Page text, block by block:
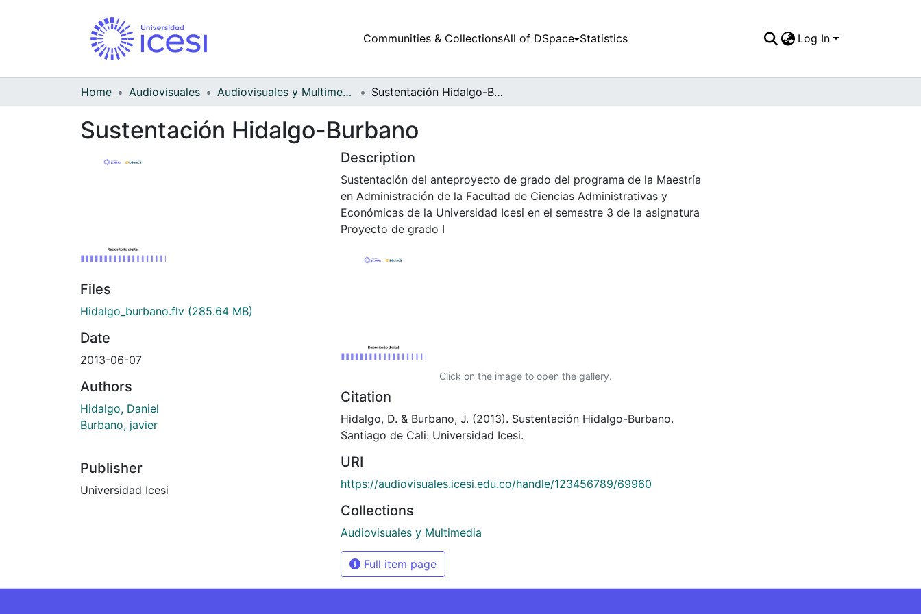
Communities & CollectionsAll of DSpace Statistics Log In
Home Audiovisuales Audiovisuales y Multimedia Sustentación Hidalgo-Burbano
Sustentación Hidalgo-Burbano
Files
Hidalgo_burbano.flv (285.64 MB)
Date
2013-06-07
Authors
Hidalgo, Daniel
Burbano, javier
Publisher
Universidad Icesi
Description
Sustentación del anteproyecto de grado del programa de la Maestría
en Administración de la Facultad de Ciencias Administrativas y
Económicas de la Universidad Icesi en el semestre 3 de la asignatura
Proyecto de grado I
Click on the image to open the gallery.
Citation
Hidalgo, D. & Burbano, J. (2013). Sustentación Hidalgo-Burbano.
Santiago de Cali: Universidad Icesi.
URI
https://audiovisuales.icesi.edu.co/handle/123456789/69960
Collections
Audiovisuales y Multimedia
Full item page